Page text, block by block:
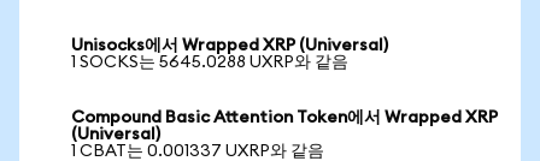
Unisocks에서 Wrapped XRP (Universal)
1 SOCKS는 5645.0288 UXRP와 같음
Compound Basic Attention Token에서 Wrapped XRP
(Universal)
1 CBAT는 0.001337 UXRP와 같음